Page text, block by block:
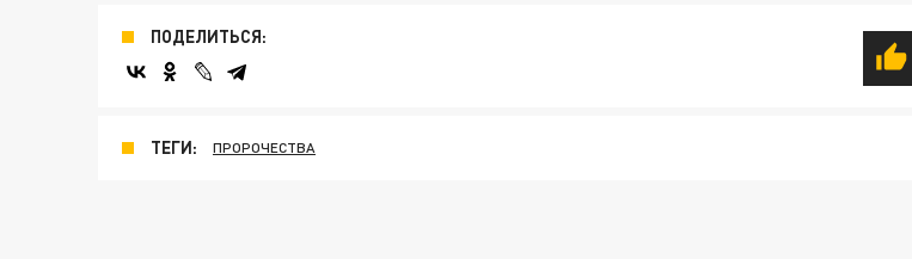
ПОДЕЛИТЬСЯ:
ТЕГИ: ПРОРОЧЕСТВА